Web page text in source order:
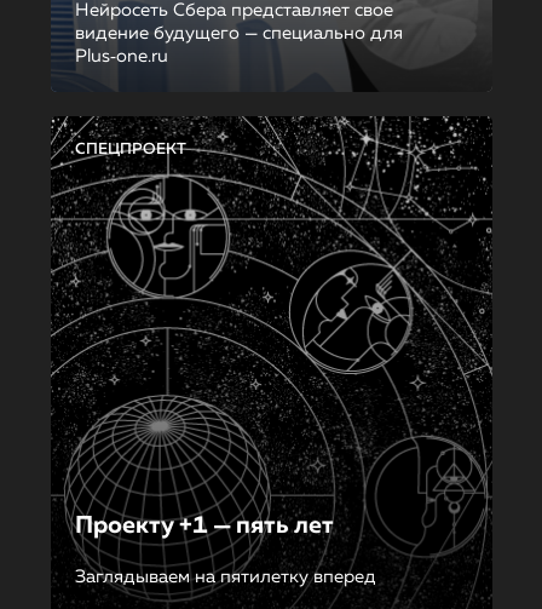
Нейросеть Сбера представляет свое
видение будущего — специально для
Plus‑one.ru
СПЕЦПРОЕКТ
Проекту +1 — пять лет
Заглядываем на пятилетку вперед